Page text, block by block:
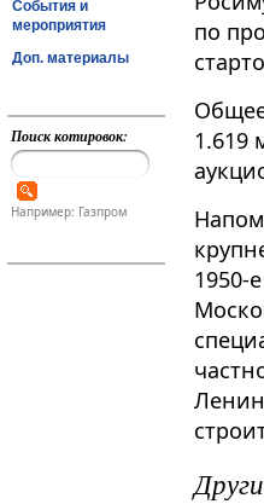
События и
мероприятия
Доп. материалы
Поиск котировок:
Например: Газпром
по
1.619
1950-